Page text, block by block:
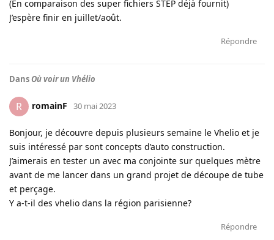
(En comparaison des super fichiers STEP déjà fournit)
J’espère finir en juillet/août.
Répondre
Dans Où voir un Vhélio
R romainF 30 mai 2023
Bonjour, je découvre depuis plusieurs semaine le Vhelio et je
suis intéressé par sont concepts d’auto construction.
J’aimerais en tester un avec ma conjointe sur quelques mètre
avant de me lancer dans un grand projet de découpe de tube
et perçage.
Y a-t-il des vhelio dans la région parisienne?
Répondre